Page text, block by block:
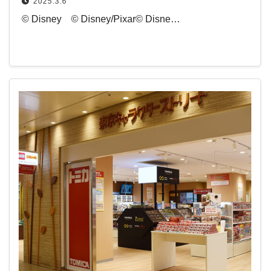
© Disney © Disney/Pixar© Disne…